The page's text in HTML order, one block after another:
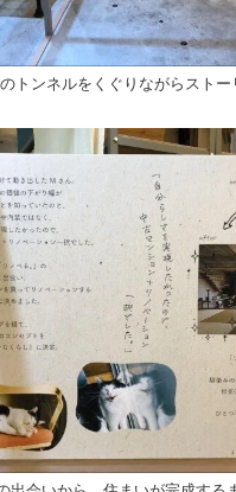
トンネルをくぐりながらストー